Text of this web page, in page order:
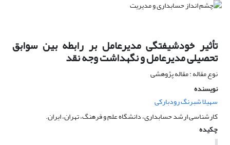
تأثیر خودشیفتگی مدیرعامل بر رابطه بین سوابق
تحصیلی مدیرعامل و نگهداشت وجه نقد
نوع مقاله : مقاله پژوهشی
نویسنده
سهیلا شبرنگ رودبارکی
کارشناسی ارشد حسابداری، دانشگاه علم و فرهنگ، تهران، ایران.
چکیده